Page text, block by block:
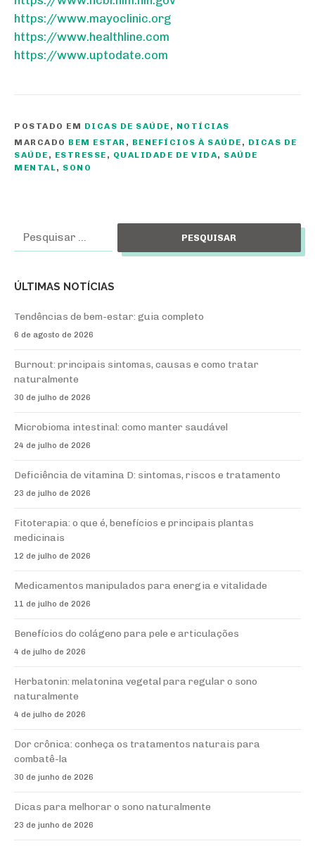
https://www.mayoclinic.org
https://www.healthline.com
https://www.uptodate.com
POSTADO EM DICAS DE SAÚDE , NOTÍCIAS
MARCADO BEM ESTAR , BENEFÍCIOS À SAÚDE , DICAS DE
SAÚDE , ESTRESSE , QUALIDADE DE VIDA, SAÚDE
MENTAL, SONO
Pesquisar
por:
ÚLTIMAS NOTÍCIAS
Tendências de bem-estar: guia completo
6 de agosto de 2026
Burnout: principais sintomas, causas e como tratar
naturalmente
30 de julho de 2026
Microbioma intestinal: como manter saudável
24 de julho de 2026
Deficiência de vitamina D: sintomas, riscos e tratamento
23 de julho de 2026
Fitoterapia: o que é, benefícios e principais plantas
medicinais
12 de julho de 2026
Medicamentos manipulados para energia e vitalidade
11 de julho de 2026
Benefícios do colágeno para pele e articulações
4 de julho de 2026
Herbatonin: melatonina vegetal para regular o sono
naturalmente
4 de julho de 2026
Dor crônica: conheça os tratamentos naturais para
combatê-la
30 de junho de 2026
Dicas para melhorar o sono naturalmente
23 de junho de 2026